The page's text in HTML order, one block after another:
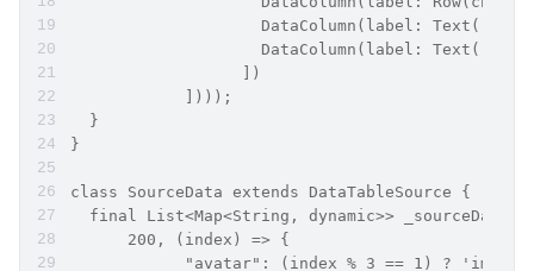
DataColumn(label:
DataColumn(label:
                  ])
            ])));
  }
}
class SourceData extends DataTableSource {
final List<Map<String, dynamic>> _sourceData =
      200, (index) => {
"avatar": (index % 3 == 1) ?